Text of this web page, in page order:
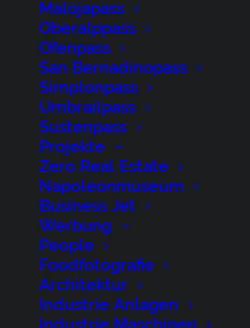
Malojapass
Oberalppass
Ofenpass
San Bernadinopass
Simplonpass
Umbrailpass
Sustenpass
Projekte
Zero Real Estate
Napoleonmuseum
Business Jet
Werbung
People
Foodfotografie
Architektur
Industrie Anlagen
Ostschweiz, Schweiz,
Switzerland, Säntis,
Toggenburg, Tourismus
René Niederer Fotografie
Nürigstrasse 4
CH 9107 Urnäsch